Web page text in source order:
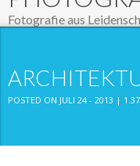
Fotografie aus
POSTED ON JULI 24 - 2013 |